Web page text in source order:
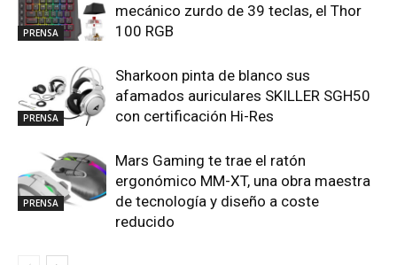
PRENSA
mecánico zurdo de 39 teclas, el Thor
100 RGB
PRENSA
Sharkoon pinta de blanco sus
afamados auriculares SKILLER SGH50
con certificación Hi-Res
PRENSA
Mars Gaming te trae el ratón
ergonómico MM-XT, una obra maestra
de tecnología y diseño a coste
reducido